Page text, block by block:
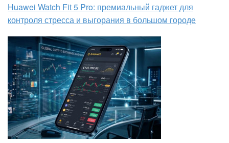
Huawei Watch Fit 5 Pro: премиальный гаджет для
контроля стресса и выгорания в большом городе